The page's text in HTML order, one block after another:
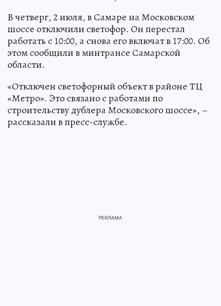
В четверг, 2 июля, в Самаре на Московском
шоссе отключили светофор. Он перестал
работать с 10:00, а снова его включат в 17:00. Об
этом сообщили в минтрансе Самарской
области.
«Отключен светофорный объект в районе ТЦ
«Метро». Это связано с работами по
строительству дублера Московского шоссе», –
рассказали в пресс-службе.